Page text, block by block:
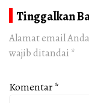
Tinggalkan
Alamat email
wajib ditandai *
Komentar*